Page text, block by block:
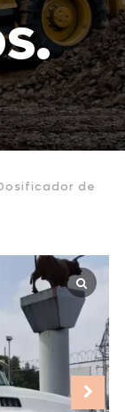
de